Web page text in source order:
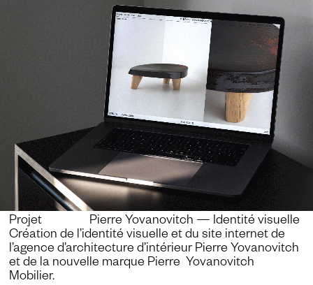
Projet Pierre Yovanovitch — Identité visuelle
Création de l’identité visuelle et du site internet de
l’agence d’architecture d’intérieur Pierre Yovanovitch
et de la nouvelle marque Pierre Yovanovitch
Mobilier.